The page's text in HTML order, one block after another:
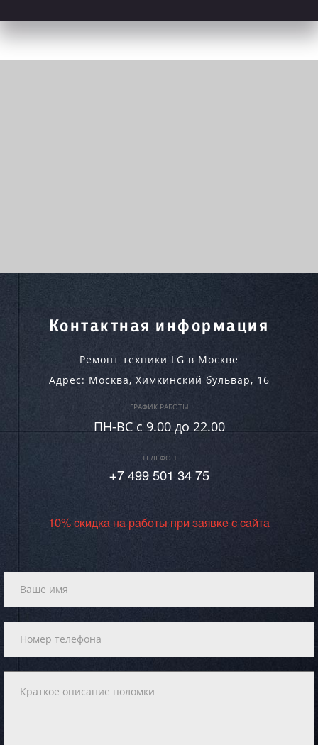
Контактная информация
Ремонт техники LG в Москве
Адрес: Москва, Химкинский бульвар, 16
ГРАФИК РАБОТЫ
ПН-ВC c 9.00 до 22.00
ТЕЛЕФОН
+7 499 501 34 75
10% скидка на работы при заявке с сайта